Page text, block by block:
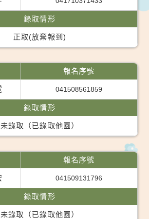
錄取情形
正取(放棄報到)
報名序號
041508561859
錄取情形
未錄取（已錄取他園）
報名序號
041509131796
錄取情形
未錄取（已錄取他園）